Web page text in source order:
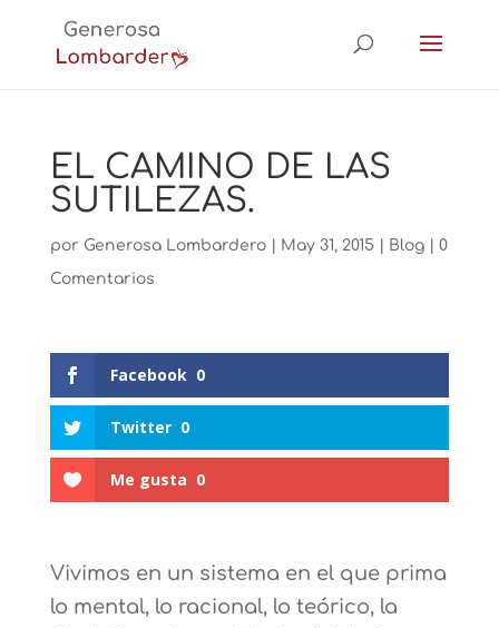
EL CAMINO DE LAS
SUTILEZAS.
por Generosa Lombardero| May 31, 2015 Blog| 0
Comentarios
Facebook 0
Twitter 0
Me gusta 0
Vivimos en un sistema en el que prima
lo mental, lo racional, lo teórico, la